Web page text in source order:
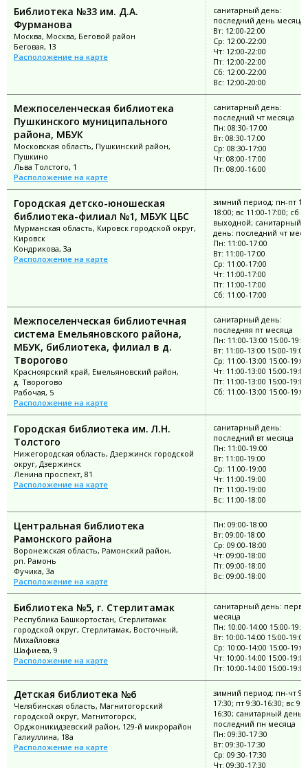
Библиотека №33 им. Д.А.
Фурманова
Москва, Москва, Беговой район
Беговая, 13
Расположение на карте
санитарный день:
последний день месяца
Вт: 12:00-22:00
Ср: 12:00-22:00
Чт: 12:00-22:00
Пт: 12:00-22:00
Сб: 12:00-22:00
Вс: 12:00-20:00
Межпоселенческая библиотека
Пушкинского муниципального
района, МБУК
Московская область, Пушкинский район,
Пушкино
Льва Толстого, 1
Расположение на карте
санитарный день:
последний чт месяца
Пн: 08:30-17:00
Вт: 08:30-17:00
Ср: 08:30-17:00
Чт: 08:00-17:00
Пт: 08:00-16:00
Городская детско-юношеская
библиотека-филиал №1, МБУК ЦБС
Мурманская область, Кировск городской округ,
Кировск
Кондрикова, 3а
Расположение на карте
зимний период: пн-пт
18:00; вс 11:00-17:00; сб
выходной; санитарный
день: последний чт
Пн: 11:00-17:00
Вт: 11:00-17:00
Ср: 11:00-17:00
Чт: 11:00-17:00
Пт: 11:00-17:00
Сб: 11:00-17:00
Межпоселенческая библиотечная
система Емельяновского района,
МБУК, библиотека, филиал в д.
Творогово
Красноярский край, Емельяновский район,
д. Творогово
Рабочая, 5
Расположение на карте
санитарный день:
последняя пт месяца
Пн: 11:00-13:00 15:00-
Вт: 11:00-13:00 15:00-19:00
Ср: 11:00-13:00 15:00-19:00
Чт: 11:00-13:00 15:00-19:00
Пт: 11:00-13:00 15:00-19:00
Сб: 11:00-13:00 15:00-19:00
Городская библиотека им. Л.Н.
Толстого
Нижегородская область, Дзержинск городской
округ, Дзержинск
Ленина проспект, 81
Расположение на карте
санитарный день:
последний вт месяца
Пн: 11:00-19:00
Вт: 11:00-19:00
Ср: 11:00-19:00
Чт: 11:00-19:00
Пт: 11:00-19:00
Вс: 11:00-18:00
Центральная библиотека
Рамонского района
Воронежская область, Рамонский район,
рп. Рамонь
Фучика, 3а
Расположение на карте
Пн: 09:00-18:00
Вт: 09:00-18:00
Ср: 09:00-18:00
Чт: 09:00-18:00
Пт: 09:00-18:00
Вс: 09:00-18:00
Библиотека №5, г. Стерлитамак
Республика Башкортостан, Стерлитамак
городской округ, Стерлитамак, Восточный,
Михайловка
Шафиева, 9
Расположение на карте
санитарный день:
месяца
Пн: 10:00-14:00 15:00-
Вт: 10:00-14:00 15:00-19:00
Ср: 10:00-14:00 15:00-19:00
Чт: 10:00-14:00 15:00-19:00
Пт: 10:00-14:00 15:00-19:00
Детская библиотека №6
Челябинская область, Магнитогорский
городской округ, Магнитогорск,
Орджоникидзевский район, 129-й микрорайон
Галиуллина, 18а
Расположение на карте
зимний период: пн-чт
17:30; пт 9:30-16:30; вс
16:30; санитарный день:
последний пн месяца
Пн: 09:30-17:30
Вт: 09:30-17:30
Ср: 09:30-17:30
Чт: 09:30-17:30